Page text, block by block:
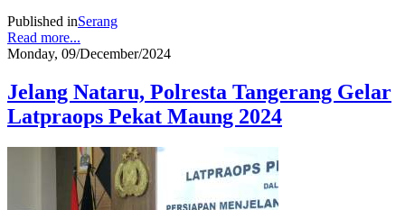
Published inSerang
Read more...
Monday, 09/December/2024
Jelang Nataru, Polresta Tangerang Gelar
Latpraops Pekat Maung 2024